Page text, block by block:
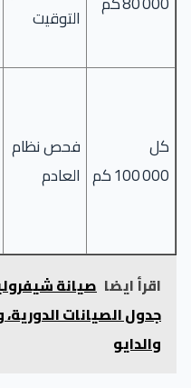
التوقيت
كل
100 000 كم
فحص نظام
العادم
اقرأ ايضا صيانة
والدايو